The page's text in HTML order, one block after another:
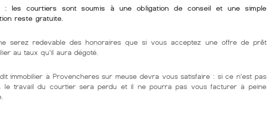
: les courtiers sont soumis à une obligation de conseil et une simple
reste gratuite.
serez redevable des honoraires que si vous acceptez une offre de prêt
au taux qu'il aura dégoté.
immobilier à Provencheres sur meuse devra vous satisfaire : si ce n’est pas
le travail du courtier sera perdu et il ne pourra pas vous facturer à peine